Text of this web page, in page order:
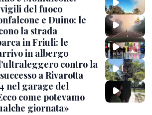
del fuoco
e Duino: le
la strada
in Friuli: le
in albergo
contro la
a Rivarotta
nel garage del
come potevamo
giornata»